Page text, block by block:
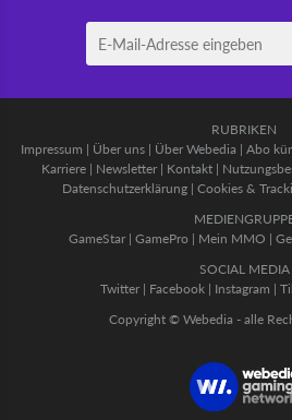
RUBRIKEN
Impressum | Über uns| Über Webedia | Abo
Karriere | Newsletter | Kontakt |
Datenschutzerklärung | Cookies &
GameStar| GamePro | Mein MMO |
SOCIAL MEDIA
Twitter | Facebook | Instagram |
Copyright © Webedia - alle